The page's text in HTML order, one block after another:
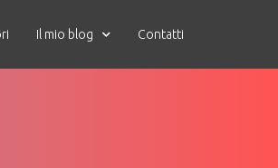
Il mio blog Contatti